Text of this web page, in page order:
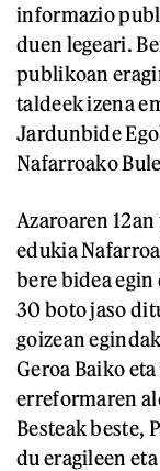
informazio
duen legeari.
publikoan
taldeek izena
Jardunbide
Nafarroako
Azaroaren
edukia
bere bidea
30 boto jaso
goizean
Geroa Baiko
erreformaren
Besteak beste,
du eragileen